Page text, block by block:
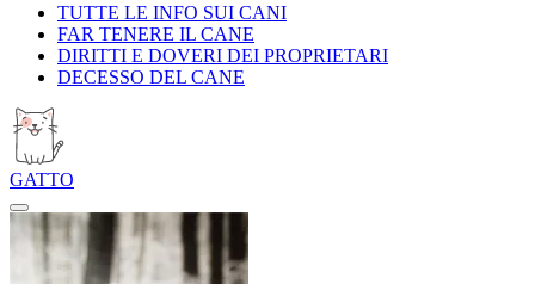
TUTTE LE INFO SUI CANI
FAR TENERE IL CANE
DIRITTI E DOVERI DEI PROPRIETARI
DECESSO DEL CANE
GATTO